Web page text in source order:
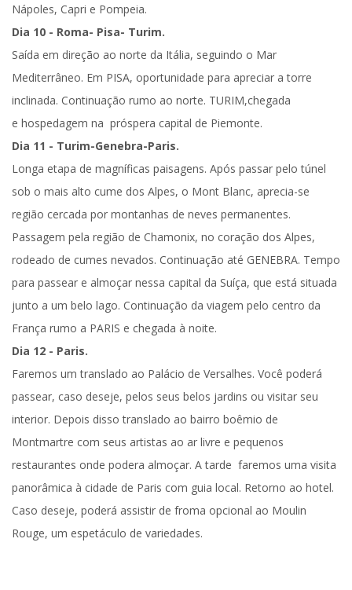
Nápoles, Capri e Pompeia.
Dia 10 - Roma- Pisa- Turim.
Saída em direção ao norte da Itália, seguindo o Mar
Mediterrâneo. Em PISA, oportunidade para apreciar a torre
inclinada. Continuação rumo ao norte. TURIM,chegada
e hospedagem na próspera capital de Piemonte.
Dia 11 - Turim-Genebra-Paris.
Longa etapa de magníficas paisagens. Após passar pelo túnel
sob o mais alto cume dos Alpes, o Mont Blanc, aprecia-se
região cercada por montanhas de neves permanentes.
Passagem pela região de Chamonix, no coração dos Alpes,
rodeado de cumes nevados. Continuação até GENEBRA. Tempo
para passear e almoçar nessa capital da Suíça, que está situada
junto a um belo lago. Continuação da viagem pelo centro da
França rumo a PARIS e chegada à noite.
Dia 12 - Paris.
Faremos umtranslado ao Palácio de Versalhes. Você poderá
passear, caso deseje, pelos seus belos jardins ou visitar seu
interior. Depois disso translado ao bairro boêmio de
Montmartre com seus artistas ao ar livre e pequenos
restaurantes onde podera almoçar. A tarde faremos uma visita
panorâmica à cidade de Paris com guia local. Retorno ao hotel.
Caso deseje, poderá assistir de froma opcional ao Moulin
Rouge, um espetáculo de variedades.